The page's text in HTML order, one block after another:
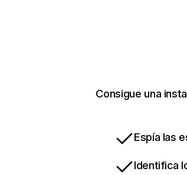
Consigue una
Espía las
Identifica